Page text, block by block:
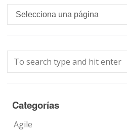
Languages
Categorías
Agile